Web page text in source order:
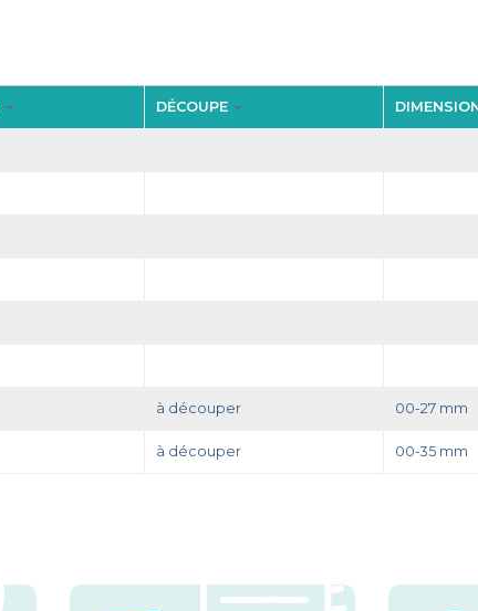
DÉCOUPE
à découper 00-27 mm
à découper 00-35 mm